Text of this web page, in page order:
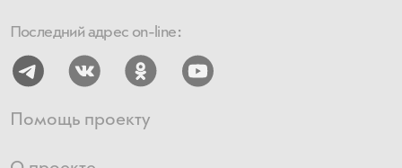
Последний адрес on-line:
Помощь проекту